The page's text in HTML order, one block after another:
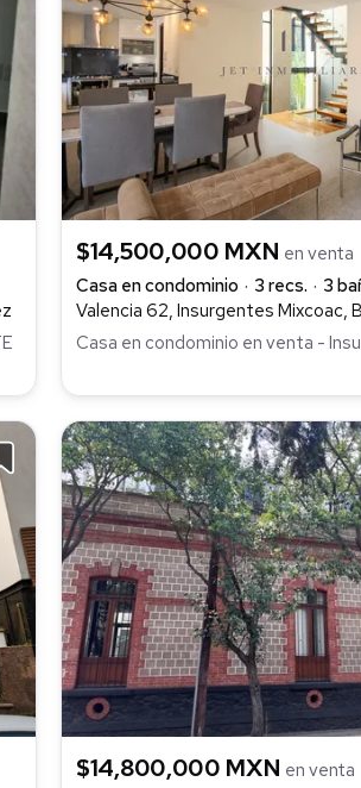
$14,500,000 MXN en venta
Casa en condominio
3 recs. 3
Valencia 62, Insurgentes Mixcoac,
Casa en condominio en venta -
$14,800,000 MXN en venta